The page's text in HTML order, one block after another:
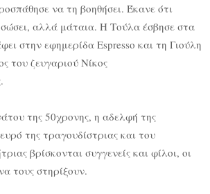
να τη βοηθήσει. Έκανε ότι
αλλά μάταια. Η Τούλα έσβησε στα
στην εφημερίδα Espresso και τη Γιούλη
του ζευγαριού Νίκος
της 50χρονης, η αδελφή της
της τραγουδίστριας και του
βρίσκονται συγγενείς και φίλοι, οι
τους στηρίξουν.